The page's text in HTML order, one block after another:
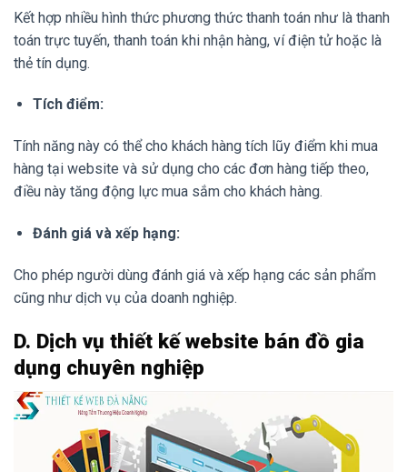
Kết hợp nhiều hình thức phương thức thanh toán như là thanh
toán trực tuyến, thanh toán khi nhận hàng, ví điện tử hoặc là
thẻ tín dụng.
Tích điểm:
Tính năng này có thể cho khách hàng tích lũy điểm khi mua
hàng tại website và sử dụng cho các đơn hàng tiếp theo,
điều này tăng động lực mua sắm cho khách hàng.
Đánh giá và xếp hạng:
Cho phép người dùng đánh giá và xếp hạng các sản phẩm
cũng như dịch vụ của doanh nghiệp.
D. Dịch vụ thiết kế website bán đồ gia
dụng chuyên nghiệp